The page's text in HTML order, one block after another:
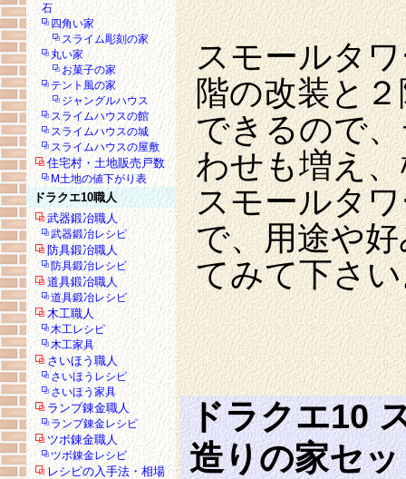
スモールタ
階の改装と
できるので
わせも増え
スモールタ
で、用途や
てみて下さ
ドラクエ10
造りの家セ
石
四角い家
スライム彫刻の家
丸い家
お菓子の家
テント風の家
ジャングルハウス
スライムハウスの館
スライムハウスの城
スライムハウスの屋敷
住宅村・土地販売戸数
M土地の値下がり表
ドラクエ10職人
武器鍛冶職人
武器鍛冶レシピ
防具鍛冶職人
防具鍛冶レシピ
道具鍛冶職人
道具鍛冶レシピ
木工職人
木工レシピ
木工家具
さいほう職人
さいほうレシピ
さいほう家具
ランプ錬金職人
ランプ錬金レシピ
ツボ錬金職人
ツボ錬金レシピ
レシピの入手法・相場